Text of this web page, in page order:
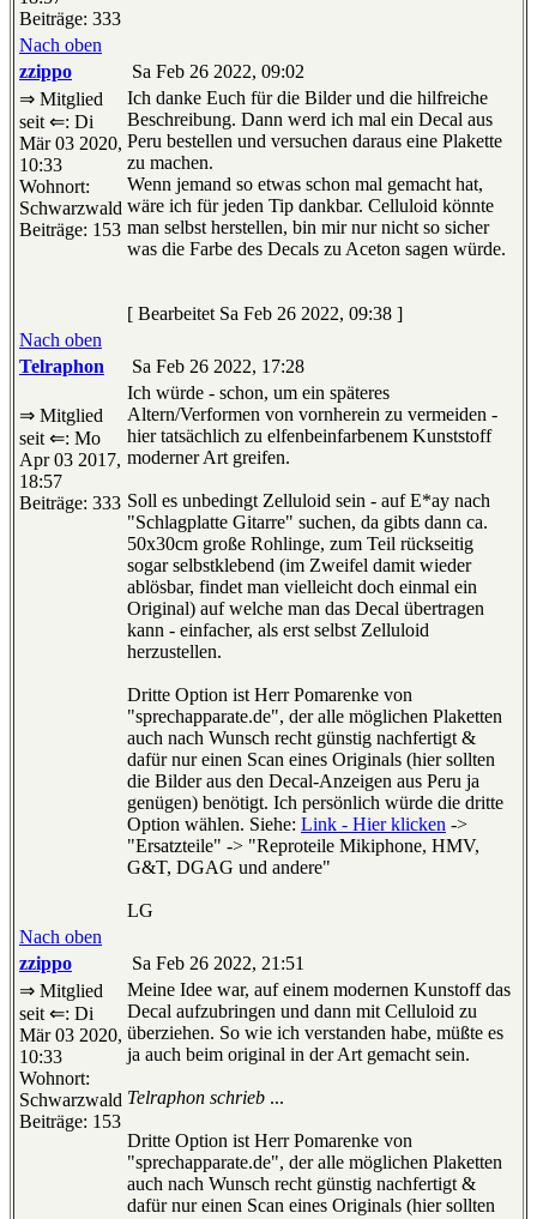
Beiträge: 333
Nach oben
zzippo
Sa Feb 26 2022, 09:02
⇒ Mitglied
seit ⇐: Di
Mär 03 2020,
10:33
Wohnort:
Schwarzwald
Beiträge: 153
Ich danke Euch für die Bilder und die hilfreiche
Beschreibung. Dann werd ich mal ein Decal aus
Peru bestellen und versuchen daraus eine Plakette
zu machen.
Wenn jemand so etwas schon mal gemacht hat,
wäre ich für jeden Tip dankbar. Celluloid könnte
man selbst herstellen, bin mir nur nicht so sicher
was die Farbe des Decals zu Aceton sagen würde.
[ Bearbeitet Sa Feb 26 2022, 09:38 ]
Nach oben
Telraphon
Sa Feb 26 2022, 17:28
⇒ Mitglied
seit ⇐: Mo
Apr 03 2017,
18:57
Beiträge: 333
Ich würde - schon, um ein späteres
Altern/Verformen von vornherein zu vermeiden -
hier tatsächlich zu elfenbeinfarbenem Kunststoff
moderner Art greifen.
Soll es unbedingt Zelluloid sein - auf E*ay nach
"Schlagplatte Gitarre" suchen, da gibts dann ca.
50x30cm große Rohlinge, zum Teil rückseitig
sogar selbstklebend (im Zweifel damit wieder
ablösbar, findet man vielleicht doch einmal ein
Original) auf welche man das Decal übertragen
kann - einfacher, als erst selbst Zelluloid
herzustellen.
Dritte Option ist Herr Pomarenke von
"sprechapparate.de", der alle möglichen Plaketten
auch nach Wunsch recht günstig nachfertigt &
dafür nur einen Scan eines Originals (hier sollten
die Bilder aus den Decal-Anzeigen aus Peru ja
genügen) benötigt. Ich persönlich würde die dritte
Option wählen. Siehe: Link - Hier klicken ->
"Ersatzteile" -> "Reproteile Mikiphone, HMV,
G&T, DGAG und andere"
LG
Nach oben
zzippo
Sa Feb 26 2022, 21:51
⇒ Mitglied
seit ⇐: Di
Mär 03 2020,
10:33
Wohnort:
Schwarzwald
Beiträge: 153
Meine Idee war, auf einem modernen Kunstoff das
Decal aufzubringen und dann mit Celluloid zu
überziehen. So wie ich verstanden habe, müßte es
ja auch beim original in der Art gemacht sein.
Telraphon schrieb ...
Dritte Option ist Herr Pomarenke von
"sprechapparate.de", der alle möglichen Plaketten
auch nach Wunsch recht günstig nachfertigt &
dafür nur einen Scan eines Originals (hier sollten